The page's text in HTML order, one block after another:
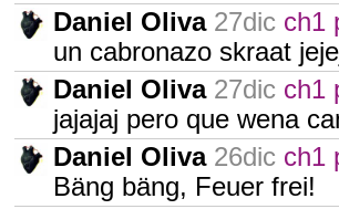
Daniel Oliva 27dic ch1
un cabronazo skraat
Daniel Oliva 27dic ch1
jajajaj pero que wena
Daniel Oliva 26dic ch1
Bäng bäng, Feuer frei!